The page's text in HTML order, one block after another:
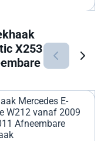
X253
Mercedes E-
W212 vanaf 2009
Afneembare